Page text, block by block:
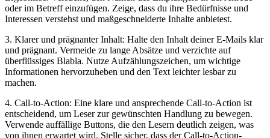
oder im Betreff einzufügen. Zeige, dass du ihre Bedürfnisse und
Interessen verstehst und maßgeschneiderte Inhalte anbietest.
3. Klarer und prägnanter Inhalt: Halte den Inhalt deiner E-Mails klar
und prägnant. Vermeide zu lange Absätze und verzichte auf
überflüssiges Blabla. Nutze Aufzählungszeichen, um wichtige
Informationen hervorzuheben und den Text leichter lesbar zu
machen.
4. Call-to-Action: Eine klare und ansprechende Call-to-Action ist
entscheidend, um Leser zur gewünschten Handlung zu bewegen.
Verwende auffällige Buttons, die den Lesern deutlich zeigen, was
von ihnen erwartet wird. Stelle sicher, dass der Call-to-Action-